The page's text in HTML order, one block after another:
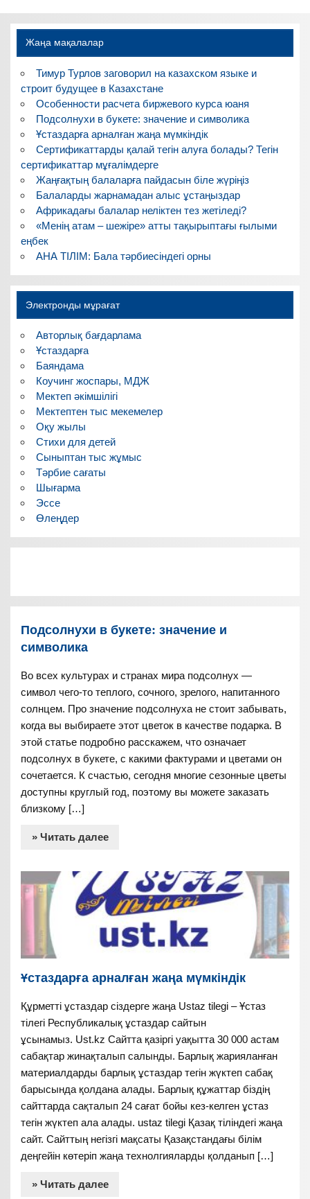
Жаңа мақалалар
Тимур Турлов заговорил на казахском языке и
строит будущее в Казахстане
Особенности расчета биржевого курса юаня
Подсолнухи в букете: значение и символика
Ұстаздарға арналған жаңа мүмкіндік
Сертификаттарды қалай тегін алуға болады? Тегін
сертификаттар мұғалімдерге
Жаңғақтың балаларға пайдасын біле жүріңіз
Балаларды жарнамадан алыс ұстаңыздар
Африкадағы балалар неліктен тез жетіледі?
«Менің атам – шежіре» атты тақырыптағы ғылыми
еңбек
АНА ТІЛІМ: Бала тәрбиесіндегі орны
Электронды мұрағат
Авторлық бағдарлама
Ұстаздарға
Баяндама
Коучинг жоспары, МДЖ
Мектеп әкімшілігі
Мектептен тыс мекемелер
Оқу жылы
Стихи для детей
Сыныптан тыс жұмыс
Тәрбие сағаты
Шығарма
Эссе
Өлеңдер
Подсолнухи в букете: значение и
символика
Во всех культурах и странах мира подсолнух —
символ чего-то теплого, сочного, зрелого, напитанного
солнцем. Про значение подсолнуха не стоит забывать,
когда вы выбираете этот цветок в качестве подарка. В
этой статье подробно расскажем, что означает
подсолнух в букете, с какими фактурами и цветами он
сочетается. К счастью, сегодня многие сезонные цветы
доступны круглый год, поэтому вы можете заказать
близкому […]
» Читать далее
Ұстаздарға арналған жаңа мүмкіндік
Құрметті ұстаздар сіздерге жаңа Ustaz tilegi – Ұстаз
тілегі Республикалық ұстаздар сайтын
ұсынамыз. Ust.kz Сайтта қазіргі уақытта 30 000 астам
сабақтар жинақталып салынды. Барлық жарияланған
материалдарды барлық ұстаздар тегін жүктеп сабақ
барысында қолдана алады. Барлық құжаттар біздің
сайттарда сақталып 24 сағат бойы кез-келген ұстаз
тегін жүктеп ала алады. ustaz tilegi Қазақ тіліндегі жаңа
сайт. Сайттың негізгі мақсаты Қазақстандағы білім
деңгейін көтеріп жаңа технолгияларды қолданып […]
» Читать далее